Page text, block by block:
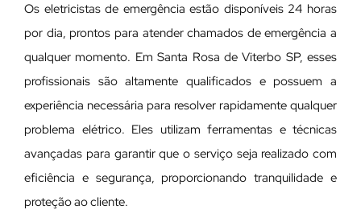
Os eletricistas de emergência estão disponíveis 24 horas
por dia, prontos para atender chamados de emergência a
qualquer momento. Em Santa Rosa de Viterbo SP, esses
profissionais são altamente qualificados e possuem a
experiência necessária para resolver rapidamente qualquer
problema elétrico. Eles utilizam ferramentas e técnicas
avançadas para garantir que o serviço seja realizado com
eficiência e segurança, proporcionando tranquilidade e
proteção ao cliente.